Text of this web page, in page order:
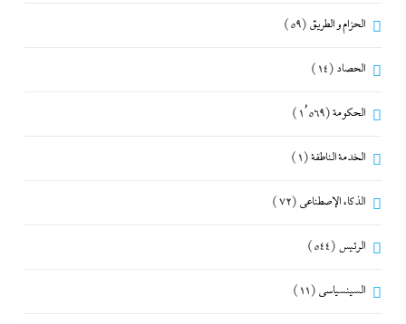
الحزام و الطريق (59)
الحصاد (14)
الحكومة(1٬569)
الخدمة الناطقة(1)
الذكاء الإصطناعي (72)
الرئيس (544)
السينسياسي (11)